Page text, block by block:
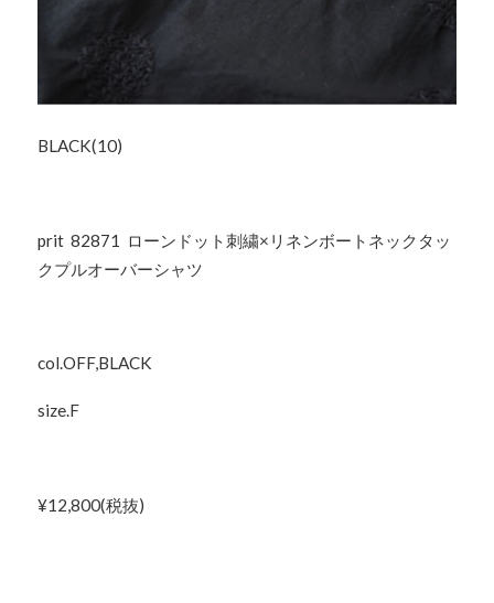
BLACK(10)
prit 82871 ローンドット刺繍×リネンボートネックタッ
クプルオーバーシャツ
col.OFF,BLACK
size.F
¥12,800(税抜)